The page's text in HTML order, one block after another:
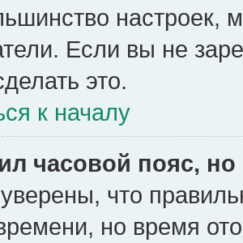
настроек,
Если вы не
это.
к началу
часовой пояс,
что
но время